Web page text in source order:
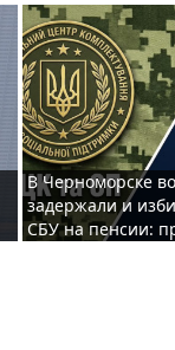
В Черноморске
задержали и
СБУ на пенсии: